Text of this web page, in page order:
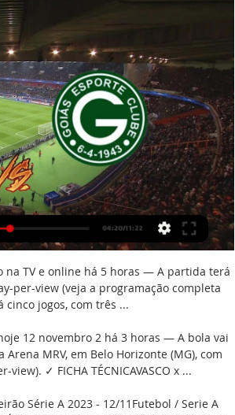
na TV e online há 5 horas — A partida terá
per-view (veja a programação completa
jogos, com três ...
12 novembro 2 há 3 horas — A bola vai
MRV, em Belo Horizonte (MG), com
✓ FICHA TÉCNICAVASCO x ...
Série A 2023 - 12/11Futebol / Serie A